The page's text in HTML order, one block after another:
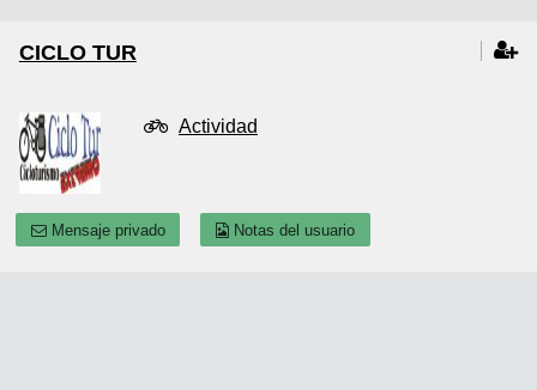
CICLO TUR
Actividad
Mensaje privado Notas del usuario